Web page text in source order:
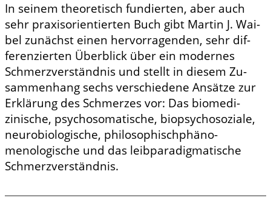
In seinem theoretisch fundierten, aber auch
sehr praxisorientierten Buch gibt Martin J. Wai­
bel zunächst einen hervorragenden, sehr dif­
ferenzierten Überblick über ein modernes
Schmerzverständnis und stellt in diesem Zu­
sammenhang sechs verschiedene Ansätze zur
Erklärung des Schmerzes vor: Das biomedi­
zinische, psychosomatische, bio­psycho­sozi­ale,
neurobiologische, philosophisch­phäno­
menologische und das leibparadigmatische
Schmerzverständnis.